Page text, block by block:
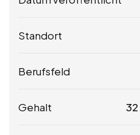
Standort
Berufsfeld
Gehalt 32